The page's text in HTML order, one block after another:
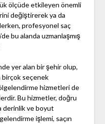
ölçüde etkileyen önemli
değiştirerek ya da
profesyonel saç
bu alanda uzmanlaşmış
yer alan bir şehir olup,
birçok seçenek
hizmetleri de
Bu hizmetler, doğru
derinlik ve boyut
işlemi, saçın